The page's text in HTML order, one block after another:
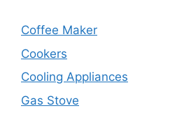
Coffee Maker
Cookers
Cooling Appliances
Gas Stove